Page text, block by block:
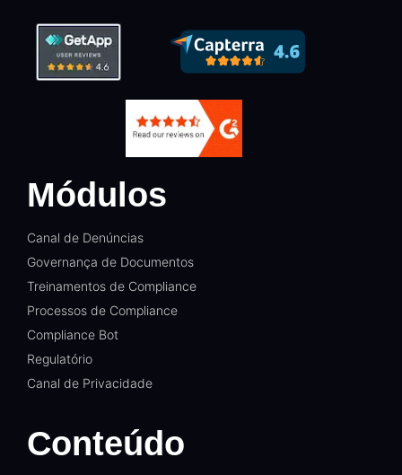
Módulos
Canal de Denúncias
Governança de Documentos
Treinamentos de Compliance
Processos de Compliance
Compliance Bot
Regulatório
Canal de Privacidade
Conteúdo